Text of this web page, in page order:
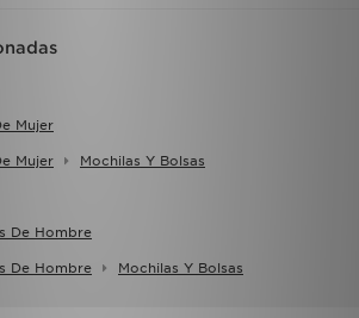
Mujer
Mujer Mochilas Y Bolsas
De Hombre
De Hombre Mochilas Y Bolsas